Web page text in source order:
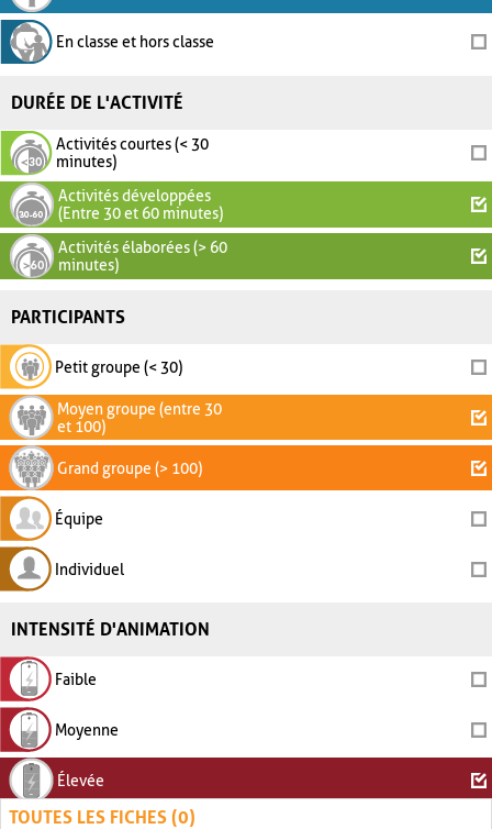
En classe et hors classe
DURÉE DE L'ACTIVITÉ
Activités courtes (< 30
minutes)
Activités développées
(Entre 30 et 60 minutes)
Activités élaborées (> 60
minutes)
PARTICIPANTS
Petit groupe (< 30)
Moyen groupe (entre 30
et 100)
Grand groupe (> 100)
Équipe
Individuel
INTENSITÉ D'ANIMATION
Faible
Moyenne
Élevée
TOUTES LES FICHES (0)